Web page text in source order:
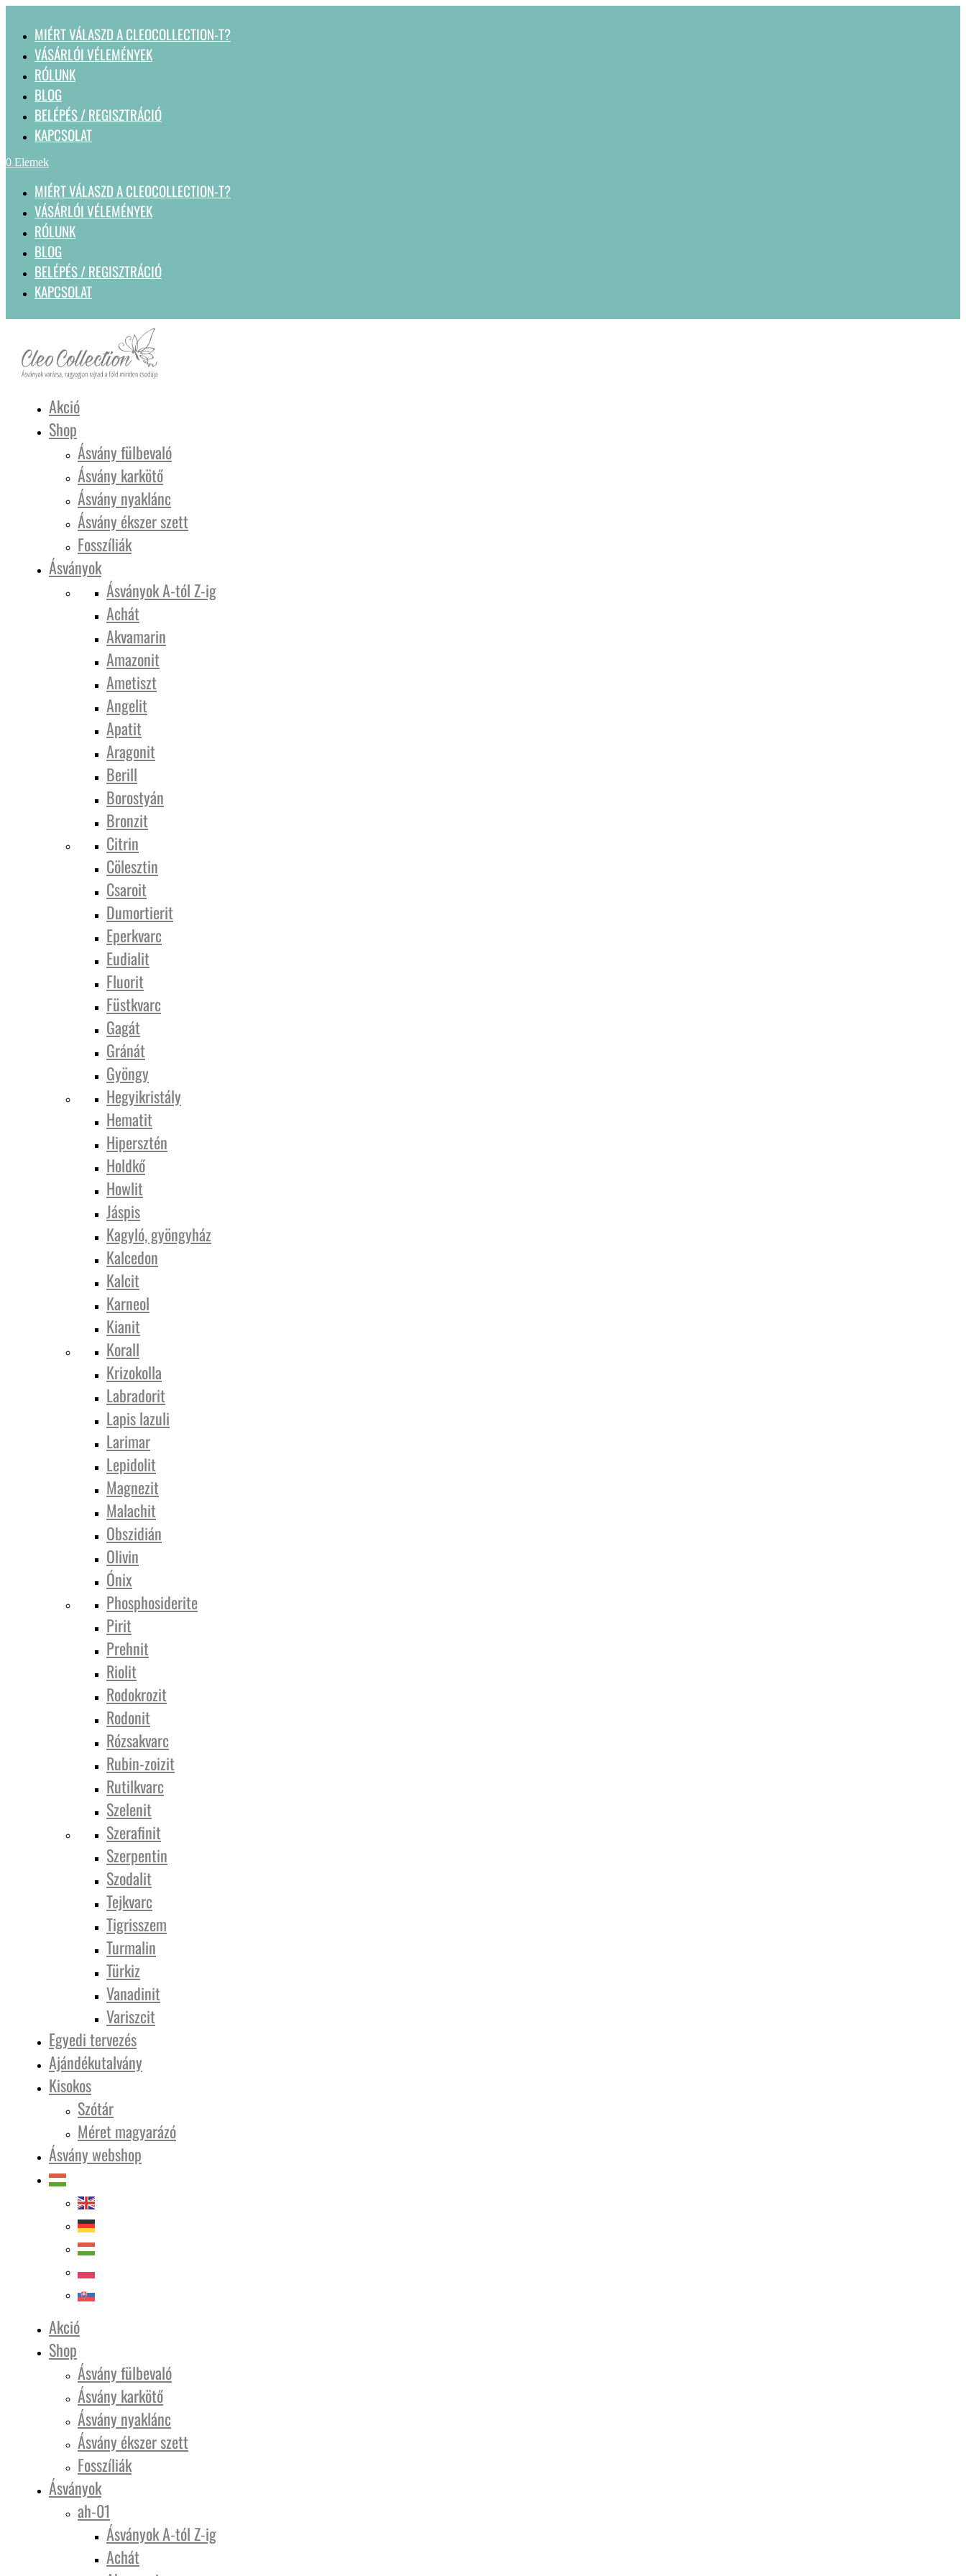
MIÉRT VÁLASZD A CLEOCOLLECTION-T?
VÁSÁRLÓI VÉLEMÉNYEK
RÓLUNK
BLOG
BELÉPÉS / REGISZTRÁCIÓ
KAPCSOLAT
0 Elemek
MIÉRT VÁLASZD A CLEOCOLLECTION-T?
VÁSÁRLÓI VÉLEMÉNYEK
RÓLUNK
BLOG
BELÉPÉS / REGISZTRÁCIÓ
KAPCSOLAT
Akció
Shop
Ásvány fülbevaló
Ásvány karkötő
Ásvány nyaklánc
Ásvány ékszer szett
Fosszíliák
Ásványok
Ásványok A-tól Z-ig
Achát
Akvamarin
Amazonit
Ametiszt
Angelit
Apatit
Aragonit
Berill
Borostyán
Bronzit
Citrin
Cölesztin
Csaroit
Dumortierit
Eperkvarc
Eudialit
Fluorit
Füstkvarc
Gagát
Gránát
Gyöngy
Hegyikristály
Hematit
Hipersztén
Holdkő
Howlit
Jáspis
Kagyló, gyöngyház
Kalcedon
Kalcit
Karneol
Kianit
Korall
Krizokolla
Labradorit
Lapis lazuli
Larimar
Lepidolit
Magnezit
Malachit
Obszidián
Olivin
Ónix
Phosphosiderite
Pirit
Prehnit
Riolit
Rodokrozit
Rodonit
Rózsakvarc
Rubin-zoizit
Rutilkvarc
Szelenit
Szerafinit
Szerpentin
Szodalit
Tejkvarc
Tigrisszem
Turmalin
Türkiz
Vanadinit
Variszcit
Egyedi tervezés
Ajándékutalvány
Kisokos
Szótár
Méret magyarázó
Ásvány webshop
Akció
Shop
Ásvány fülbevaló
Ásvány karkötő
Ásvány nyaklánc
Ásvány ékszer szett
Fosszíliák
Ásványok
ah-01
Ásványok A-tól Z-ig
Achát